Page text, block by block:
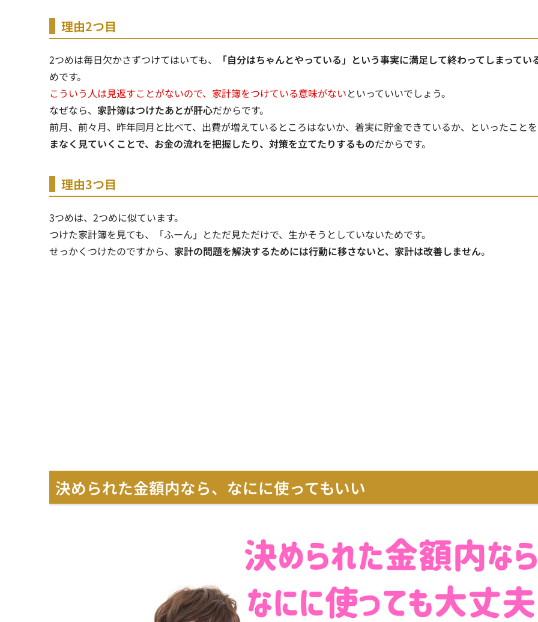
理由2つ目
2つめは毎日欠かさずつけてはいても、
「自分はちゃんとやっている」という事実に満足して終わってしまってい
めです。
こういう人は見返すことがないので、家計簿をつけている意味がないといっていいでしょう。
なぜなら、 家計簿はつけたあとが肝心だからです。
前月、前々月、昨年同月と比べて、出費が増えているところはないか、着実に貯金できているか、といったことを
まなく見ていくことで、お金の流れを把握したり、対策を立てたりするものだからです。
理由3つ目
3つめは、2つめに似ています。
つけた家計簿を見ても、「ふーん」とただ見ただけで、生かそうとしていないためです。
せっかくつけたのですから、 家計の問題を解決するためには行動に移さないと、家計は改善しません。
決められた金額内なら、なにに使ってもいい